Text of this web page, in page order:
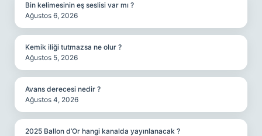
Bin kelimesinin eş seslisi var mı ?
Ağustos 6, 2026
Kemik iliği tutmazsa ne olur ?
Ağustos 5, 2026
Avans derecesi nedir ?
Ağustos 4, 2026
2025 Ballon d’Or hangi kanalda yayınlanacak ?